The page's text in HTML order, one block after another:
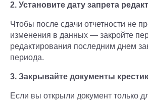
2. Установите дату запрета
Чтобы после сдачи отчетности не
изменения в данных — закройте
редактирования последним днем
периода.
3. Закрывайте документы
Если вы открыли документ только